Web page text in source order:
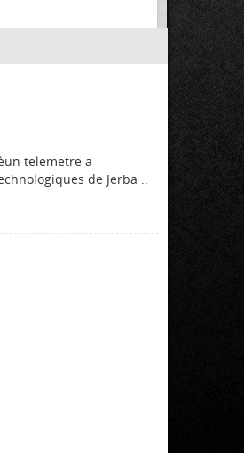
telemetre a
de Jerba ..